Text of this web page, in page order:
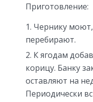
Приготовление:
Чернику
перебирают.
К ягодам
корицу. Банку
оставляют на
Периодически